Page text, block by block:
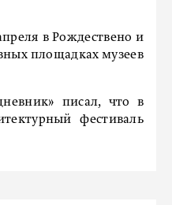
в Рождествено и
площадках музеев
писал, что в
фестиваль